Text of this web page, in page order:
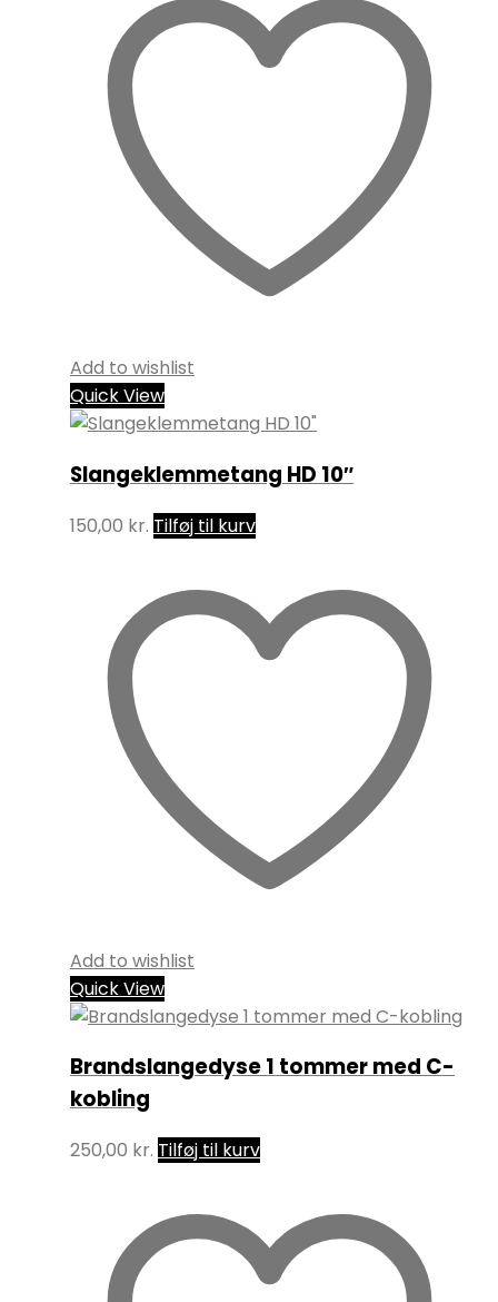
Add to wishlist
Quick View
Slangeklemmetang HD 10″
150,00 kr. Tilføj til kurv
Add to wishlist
Quick View
Brandslangedyse 1 tommer med C-
kobling
250,00 kr. Tilføj til kurv